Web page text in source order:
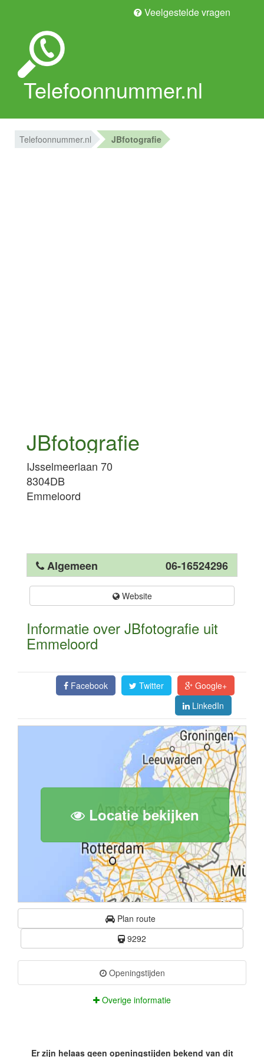
Veelgestelde vragen
Telefoonnummer.nl
Telefoonnummer.nl JBfotografie
JBfotografie
IJsselmeerlaan 70
8304DB
Emmeloord
Algemeen 06-16524296
Website
Informatie over JBfotografie uit
Emmeloord
Facebook Twitter
Google+
LinkedIn
Locatie bekijken
Plan route
9292
Openingstijden
Overige informatie
Er zijn helaas geen openingstijden bekend van dit